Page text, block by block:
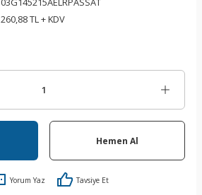
260,88 TL + KDV
Hemen Al
Yorum Yaz Tavsiye Et